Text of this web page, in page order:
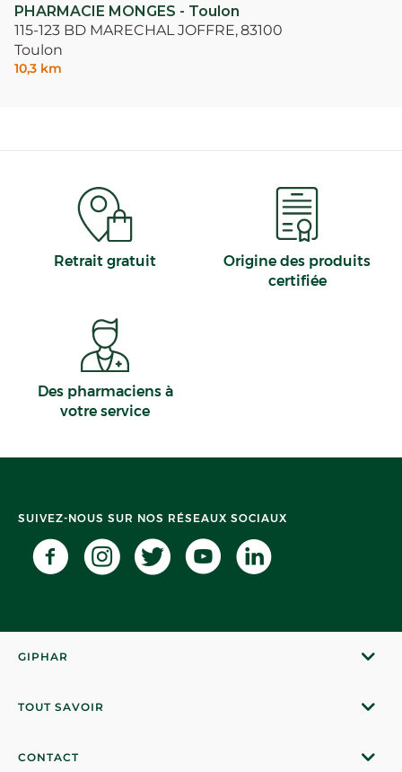
PHARMACIE MONGES - Toulon
115-123 BD MARECHAL JOFFRE,83100
Toulon
10,3 km
Retrait gratuit
Origine des produits
certifiée
Des pharmaciens à
votre service
SUIVEZ-NOUS SUR NOS RÉSEAUX SOCIAUX
GIPHAR
TOUT SAVOIR
CONTACT